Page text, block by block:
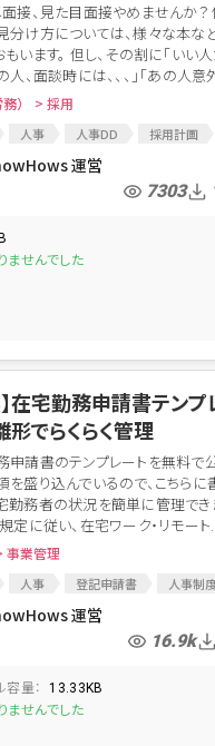
面接、見た目面接やめませんか
分け方については、様々な本な
います。 但し、その割に「いい
人、面談時には、、、」「あの人意
） > 採用
人事 人事DD 採用計画
採用戦略
採用マーケティ
運営
7303
ませんでした
】在宅勤務申請書テン
形でらくらく管理
申請書のテンプレートを無料で公
を盛り込んでいるので、こちらに
勤務者の状況を簡単に管理でき
定に従い、在宅ワーク・リモート
事業管理
人事 登記申請書
人事制
ク
総務運営
16.9k
容量： 13.33KB
ませんでした